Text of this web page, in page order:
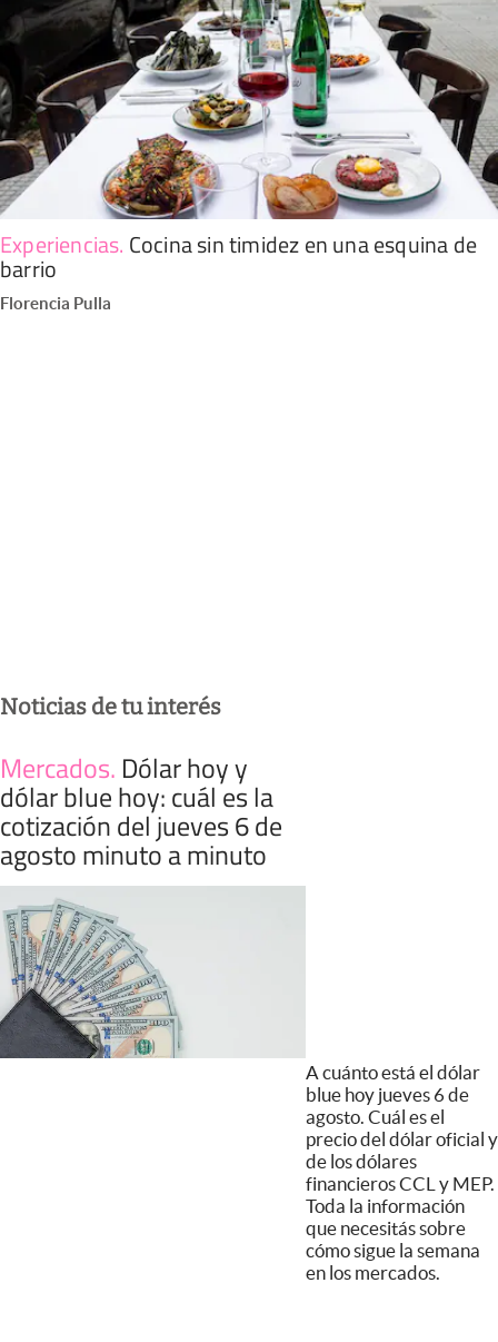
Experiencias. Cocina sin timidez en una esquina de
barrio
Florencia Pulla
Noticias de tu interés
Mercados. Dólar hoy y
dólar blue hoy: cuál es la
cotización del jueves 6 de
agosto minuto a minuto
A cuánto está el dólar
blue hoy jueves 6 de
agosto. Cuál es el
precio del dólar oficial y
de los dólares
financieros CCL y MEP.
Toda la información
que necesitás sobre
cómo sigue la semana
en los mercados.